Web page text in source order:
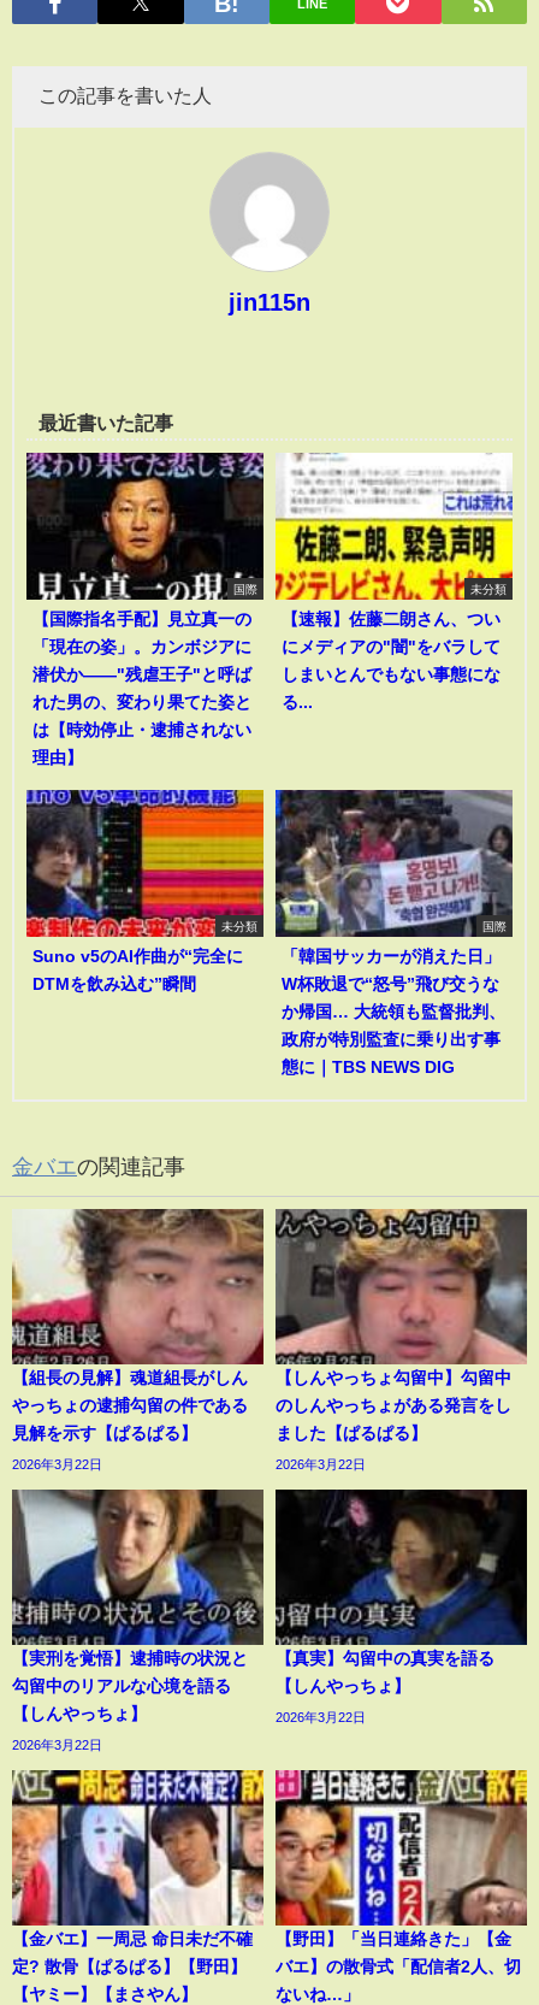
LINE
この記事を書いた人
jin115n
最近書いた記事
国際
【国際指名手配】見立真一の
「現在の姿」。カンボジアに
潜伏か――"残虐王子"と呼ば
れた男の、変わり果てた姿と
は【時効停止・逮捕されない
理由】
未分類
【速報】佐藤二朗さん、つい
にメディアの"闇"をバラして
しまいとんでもない事態にな
る...
未分類
Suno v5のAI作曲が“完全に
DTMを飲み込む”瞬間
国際
「韓国サッカーが消えた日」
W杯敗退で“怒号”飛び交うな
か帰国… 大統領も監督批判、
政府が特別監査に乗り出す事
態に｜TBS NEWS DIG
金バエの関連記事
【組長の見解】魂道組長がしん
やっちょの逮捕勾留の件である
見解を示す【ぱるぱる】
2026年3月22日
【しんやっちょ勾留中】勾留中
のしんやっちょがある発言をし
ました【ぱるぱる】
2026年3月22日
【実刑を覚悟】逮捕時の状況と
勾留中のリアルな心境を語る
【しんやっちょ】
2026年3月22日
【真実】勾留中の真実を語る
【しんやっちょ】
2026年3月22日
【金バエ】一周忌 命日未だ不確
定? 散骨【ぱるぱる】【野田】
【ヤミー】【まさやん】
【野田】「当日連絡きた」【金
バエ】の散骨式「配信者2人、切
ないね…」